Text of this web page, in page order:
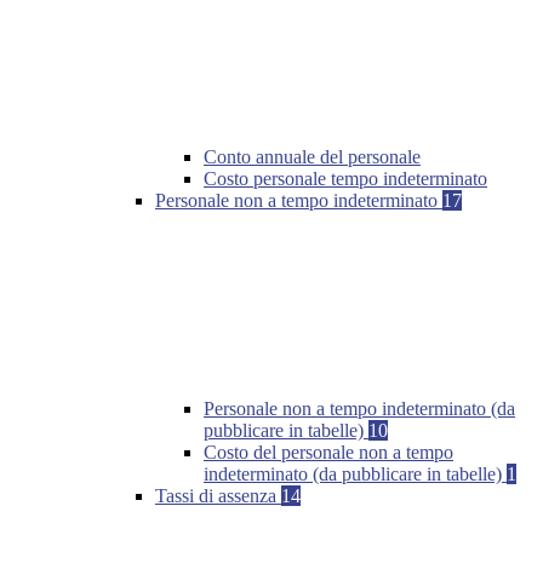
Conto annuale del personale
Costo personale tempo indeterminato
Personale non a tempo indeterminato 17
Personale non a tempo indeterminato (da
pubblicare in tabelle) 10
Costo del personale non a tempo
indeterminato (da pubblicare in tabelle) 1
Tassi di assenza 14